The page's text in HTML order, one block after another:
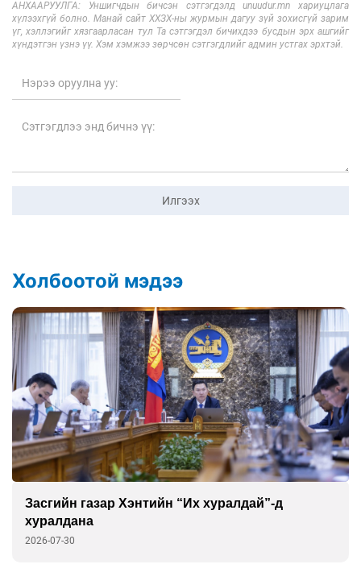
АНХААРУУЛГА: Уншигчдын бичсэн сэтгэгдэлд unuudur.mn хариуцлага
хүлээхгүй болно. Манай сайт ХХЗХ-ны журмын дагуу зүй зохисгүй зарим
үг, хэллэгийг хязгаарласан тул Та сэтгэгдэл бичихдээ бусдын эрх ашгийг
хүндэтгэн үзнэ үү. Хэм хэмжээ зөрчсөн сэтгэгдлийг админ устгах эрхтэй.
Илгээх
Холбоотой мэдээ
Засгийн газар Хэнтийн “Их хуралдай”-д
хуралдана
2026-07-30